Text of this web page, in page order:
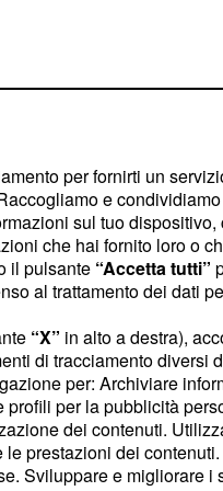
di ferro per
colpevole
Mendez.
per fornirti un
e
sul tuo
che hai fornito loro o
il pulsante “Accetta tutti”
al trattamento dei dati
“X” in alto a destra),
di tracciamento diversi
per: Archiviare
per la pubblicità
dei contenuti.
prestazioni dei
Sviluppare e migliorare